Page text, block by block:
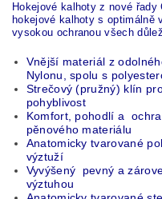
Hokejové kalhoty z nové
hokejové kalhoty s optimálně
vysokou ochranou všech
Vnější materiál z
Nylonu, spolu s
Strečový (pružný) klín
pohyblivost
Komfort, pohodlí a
pěnového materiálu
Anatomicky tvarované
výztuží
Vyvýšený pevný a
výztuhou